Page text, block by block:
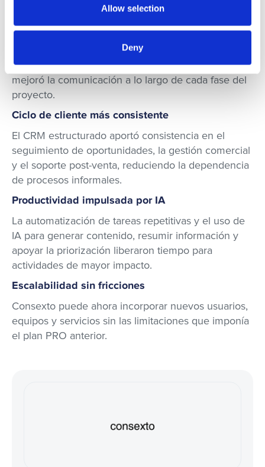
Allow selection
Deny
seguimiento de cada entregable.​
Colaboración fluida entre disciplinas
La eliminación de silos entre arquitectura, diseño,
ingeniería y tecnología aceleró la coordinación y
mejoró la comunicación a lo largo de cada fase del
proyecto.​
Ciclo de cliente más consistente
​El CRM estructurado aportó consistencia en el
seguimiento de oportunidades, la gestión comercial
y el soporte post-venta, reduciendo la dependencia
de procesos informales.​
Productividad impulsada por IA​
La automatización de tareas repetitivas y el uso de
IA para generar contenido, resumir información y
apoyar la priorización liberaron tiempo para
actividades de mayor impacto.​
Escalabilidad sin fricciones
Consexto puede ahora incorporar nuevos usuarios,
equipos y servicios sin las limitaciones que imponía
el plan PRO anterior.​